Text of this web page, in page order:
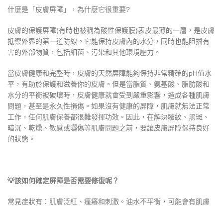
什麼是「皮膚屏障」，為什麼它很重要?
皮膚的保護屏障(有時也被稱為酸性保護膜)表皮最薄的一層，是皮膚
抵禦外界的第一道防線。 它能保持皮膚內的水分，同時也能阻擋有
害的外部物質，包括細菌、污染和其他環境壓力。
當皮膚健康和完整時，皮膚的天然屏障能夠保持非常精確的pH值水
平，有助於保護和滋養你的皮膚。但是當脂質、氨基酸、脂肪酸和
水分的平衡被破壞時，皮膚健康就會受到嚴重影響，造成各種肌膚
問題，甚至是永久性損傷。 如果沒有健康的屏障，肌膚就無法正常
工作，任何肌膚保養都很難發揮功效。因此，在解決皺紋、黑斑、
暗沉、乾燥、敏感或曬傷等肌膚問題之前，要讓皮膚屏障保持良好
的狀態。
💡該如何確定屏障是否需要修復呢？
常見症狀有：肌膚泛紅、瘙癢和刺激。油水不平衡，可能會有肌膚